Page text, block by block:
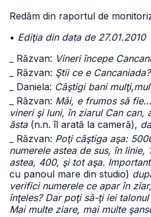
Redăm din raportul de
• Ediţia din data de 27.01.2010
_ Răzvan: Vineri începe
_ Răzvan: Ştii ce e Cancaniada?
_ Daniela: Câştigi bani
_ Răzvan: Măi, e frumos să
vineri şi luni, în ziarul Can can,
ăsta(n.n. îl arată la cameră),
_ Răzvan: Poţi câştiga aşa:
numerele astea de sus, în linie,
astea, 400, şi tot aşa.
cu panoul mare din studio)
verifici numerele ce apar în
înţeles? Dar poţi să-ţi iei
Mai multe ziare, mai multe